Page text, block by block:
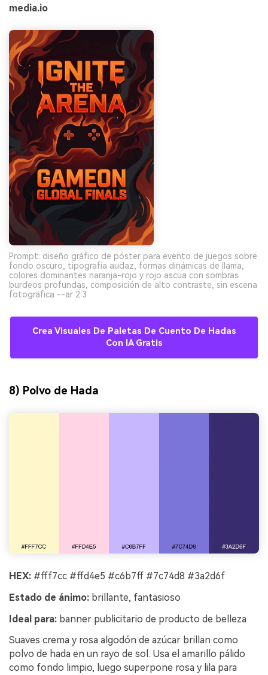
media.io
Prompt: diseño gráfico de póster para evento de juegos sobre
fondo oscuro, tipografía audaz, formas dinámicas de llama,
colores dominantes naranja-rojo y rojo ascua con sombras
burdeos profundas, composición de alto contraste, sin escena
fotográfica --ar 2:3
Crea Visuales De Paletas De Cuento De Hadas
Con IA Gratis
8) Polvo de Hada
HEX: #fff7cc #ffd4e5 #c6b7ff #7c74d8 #3a2d6f
Estado de ánimo: brillante, fantasioso
Ideal para: banner publicitario de producto de belleza
Suaves crema y rosa algodón de azúcar brillan como
polvo de hada en un rayo de sol. Usa el amarillo pálido
como fondo limpio, luego superpone rosa y lila para